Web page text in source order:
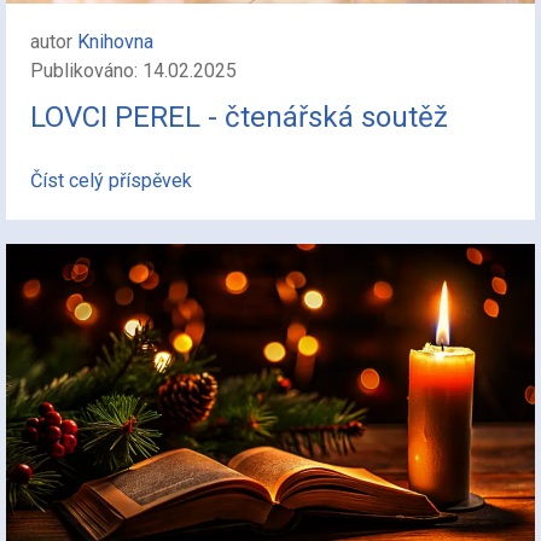
autor Knihovna
Publikováno: 14.02.2025
LOVCI PEREL - čtenářská soutěž
Číst celý příspěvek